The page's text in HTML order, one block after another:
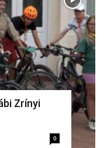
Zrínyi
0